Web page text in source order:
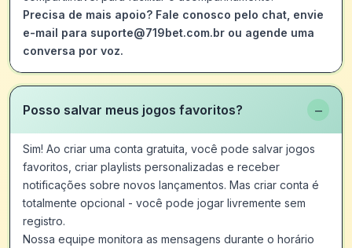
Precisa de mais apoio? Fale conosco pelo chat, envie
e-mail para suporte@719bet.com.br ou agende uma
conversa por voz.
Posso salvar meus jogos favoritos? −
Sim! Ao criar uma conta gratuita, você pode salvar jogos
favoritos, criar playlists personalizadas e receber
notificações sobre novos lançamentos. Mas criar conta é
totalmente opcional - você pode jogar livremente sem
registro.
Nossa equipe monitora as mensagens durante o horário